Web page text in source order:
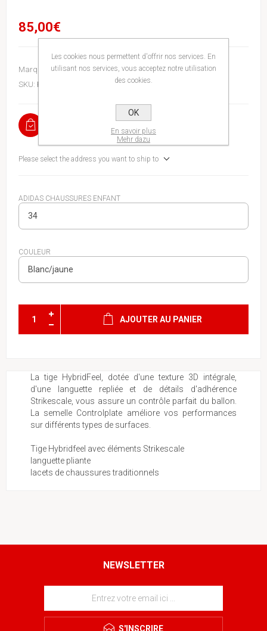
85,00€
Marque:
Adidas
SKU: PREDZ4MROQ
Please select the address you want to ship to
ADIDAS CHAUSSURES ENFANT
COULEUR
AJOUTER AU PANIER
La tige HybridFeel, dotée d'une texture 3D intégrale,
d'une languette repliée et de détails d'adhérence
Strikescale, vous assure un contrôle parfait du ballon.
La semelle Controlplate améliore vos performances
sur différents types de surfaces.
Tige Hybridfeel avec éléments Strikescale
languette pliante
lacets de chaussures traditionnels
NEWSLETTER
S'INSCRIRE
Les cookies nous permettent d'offrir nos services. En
utilisant nos services, vous acceptez notre utilisation
des cookies.
OK
En savoir plus
Mehr dazu